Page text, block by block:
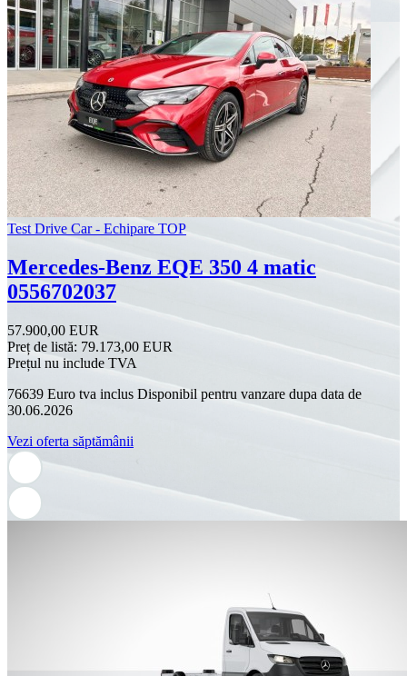
Test Drive Car - Echipare TOP
Mercedes-Benz EQE 350 4 matic
0556702037
57.900,00 EUR
Preț de listă: 79.173,00 EUR
Prețul nu include TVA
76639 Euro tva inclus Disponibil pentru vanzare dupa data de
30.06.2026
Vezi oferta săptămânii